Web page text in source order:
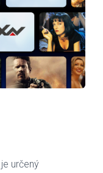
určený